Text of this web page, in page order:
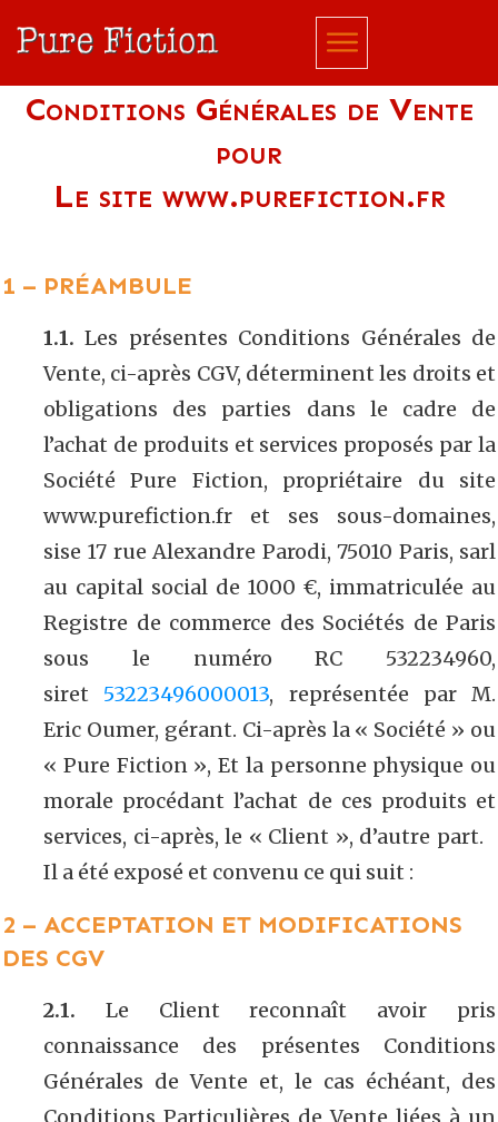
Conditions Générales de Vente
pour
Le site www.purefiction.fr
1 – PRÉAMBULE
1.1. Les présentes Conditions Générales de
Vente, ci-après CGV, déterminent les droits et
obligations des parties dans le cadre de
l’achat de produits et services proposés par la
Société Pure Fiction, propriétaire du site
www.purefiction.fr et ses sous-domaines,
sise 17 rue Alexandre Parodi, 75010 Paris, sarl
au capital social de 1000 €, immatriculée au
Registre de commerce des Sociétés de Paris
sous le numéro RC 532234960,
siret 53223496000013, représentée par M.
Eric Oumer, gérant. Ci-après la « Société » ou
« Pure Fiction », Et la personne physique ou
morale procédant l’achat de ces produits et
services, ci-après, le « Client », d’autre part.
Il a été exposé et convenu ce qui suit :
2 – ACCEPTATION ET MODIFICATIONS
DES CGV
2.1. Le Client reconnaît avoir pris
connaissance des présentes Conditions
Générales de Vente et, le cas échéant, des
Conditions Particulières de Vente liées à un